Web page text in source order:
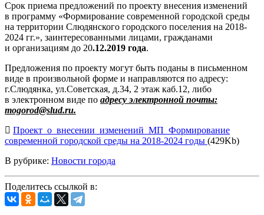
Срок приема предложений по проекту внесения изменений
в программу «Формирование современной городской среды
на территории Слюдянского городского поселения на 2018-
2024 гг.», заинтересованными лицами, гражданами
и организациям до 20.12.2019 года.
Предложения по проекту могут быть поданы в письменном
виде в произвольной форме и направляются по адресу:
г.Слюдянка, ул.Советская, д.34, 2 этаж каб.12, либо
в электронном виде по адресу электронной почты:
mogorod@slud.ru.
Проект_о_внесении_изменений_МП_Формирование
современной городской среды на 2018-2024 годы (429Kb)
В рубрике: Новости города
Поделитесь ссылкой в: